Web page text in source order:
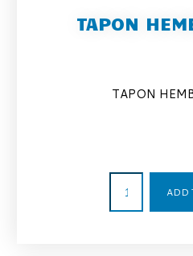
TAPON
TAPON
ADD